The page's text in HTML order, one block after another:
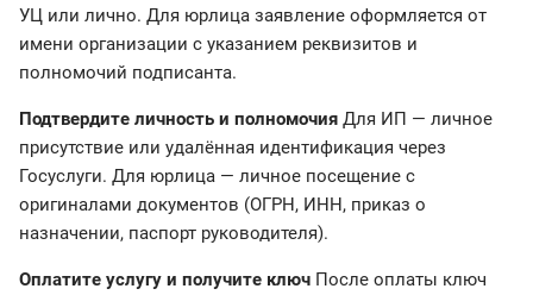
УЦ или лично. Для юрлица заявление оформляется от
имени организации с указанием реквизитов и
полномочий подписанта.
Подтвердите личность и полномочия Для ИП — личное
присутствие или удалённая идентификация через
Госуслуги. Для юрлица — личное посещение с
оригиналами документов (ОГРН, ИНН, приказ о
назначении, паспорт руководителя).
Оплатите услугу и получите ключ После оплаты ключ